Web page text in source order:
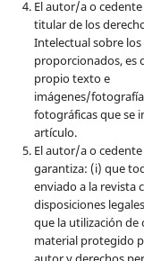
El autor/a o
titular de los
Intelectual sobre
proporcionados, es
propio texto e
imágenes/
fotográficas que se
artículo.
El autor/a o
garantiza: (i) que
enviado a la revista
disposiciones
que la utilización de
material protegido